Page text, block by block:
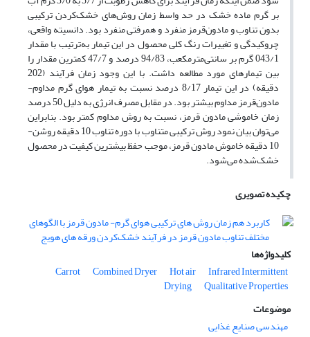
بر گرم ماده خشک در حد واسط زمان روش‌های خشک‌کردن ترکیبی
بدون تناوب و مادون‌قرمز منفرد و همرفتی منفرد بود. دانسیته واقعی،
چروکیدگی و تغییرات رنگ کلی محصول در این تیمار به‌ترتیب با مقدار
043/1 ‌گرم بر سانتی‌متر‌مکعب، 94/83 درصد و 47/7 کمترین مقدار را
بین تیمارهای مورد مطالعه داشت. با این وجود زمان فرآیند (202
دقیقه) در این تیمار 8/17 درصد نسبت به تیمار هوای گرم مداوم-
مادون‌قرمز مداوم بیشتر بود. در مقابل مصرف انرژی به دلیل 50 درصد
زمان خاموشی مادون قرمز، نسبت به روش مداوم کمتر بود. بنابراین
می‌توان بیان نمود روش ترکیبی متناوب با دوره تناوب 10 دقیقه روشن-
10 دقیقه خاموش مادون قرمز، موجب حفظ بیشترین کیفیت در محصول
خشک‌شده می‌شود.
چکیده تصویری
کلیدواژه‌ها
Carrot
Combined Dryer Hot air InfraredIntermittent
Drying
Qualitative Properties
موضوعات
مهندسی صنایع غذایی